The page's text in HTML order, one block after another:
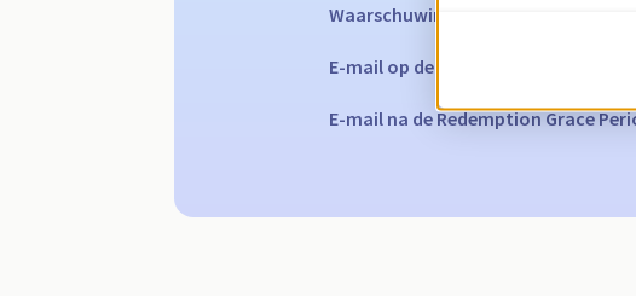
Waarschuwings-e-mails:
E-mail op de vervaldatum om de
E-mail na de Redemption Grace